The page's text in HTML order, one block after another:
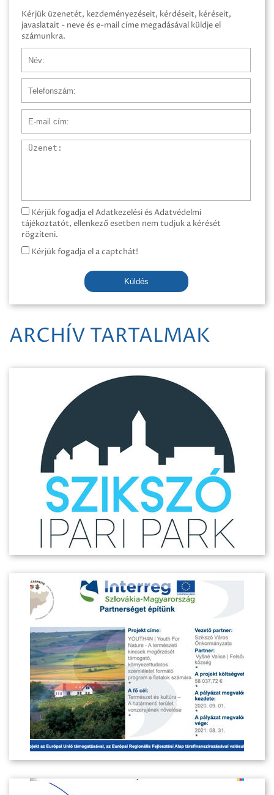
Kérjük üzenetét, kezdeményezéseit, kérdéseit, kéréseit,
javaslatait - neve és e-mail címe megadásával küldje el
számunkra.
Üzenet
Kérjük fogadja el Adatkezelési és Adatvédelmi
tájékoztatót, ellenkező esetben nem tudjuk a kérését
rögzíteni.
Kérjük fogadja el a captchát!
Küldés
ARCHÍV TARTALMAK